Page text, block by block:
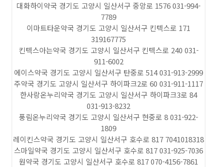
대화하이약국 경기도 고양시 일산서구 중앙로 1576 031-994-
7789
이마트타운약국 경기도 고양시 일산서구 킨텍스로 171
319167775
킨텍스아는약국 경기도 고양시 일산서구 킨텍스로 240 031-
911-6002
에이스약국 경기도 고양시 일산서구 탄중로 514 031-913-2999
주약국 경기도 고양시 일산서구 하이파크2로 60 031-911-1117
한사랑온누리약국 경기도 고양시 일산서구 하이파크3로 84
031-913-8232
풍림온누리약국 경기도 고양시 일산서구 현중로 8 031-922-
1809
레이킨스약국 경기도 고양시 일산서구 호수로 817 7041018318
스마일약국 경기도 고양시 일산서구 호수로 817 031-925-7036
원약국 경기도 고양시 일산서구 호수로 817 070-4156-7861